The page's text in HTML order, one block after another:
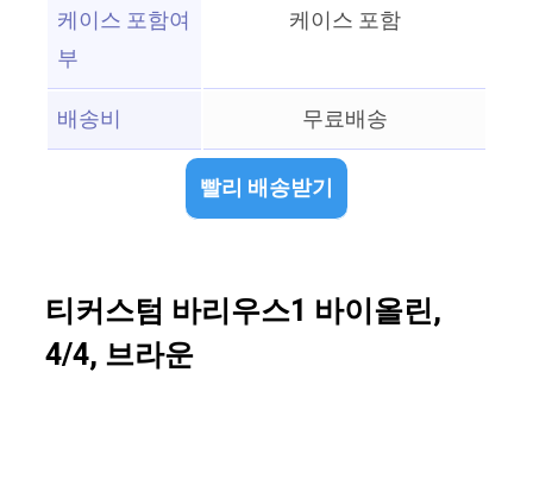
케이스 포함여
부
케이스 포함
배송비 무료배송
빨리 배송받기
티커스텀 바리우스1 바이올린,
4/4, 브라운